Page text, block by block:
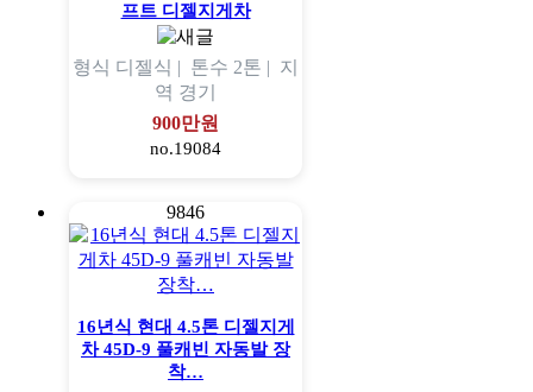
프트 디젤지게차
형식 디젤식 | 톤수 2톤 | 지
역 경기
900만원
no.19084
9846
16년식 현대 4.5톤 디젤지게
차 45D-9 풀캐빈 자동발 장
착…